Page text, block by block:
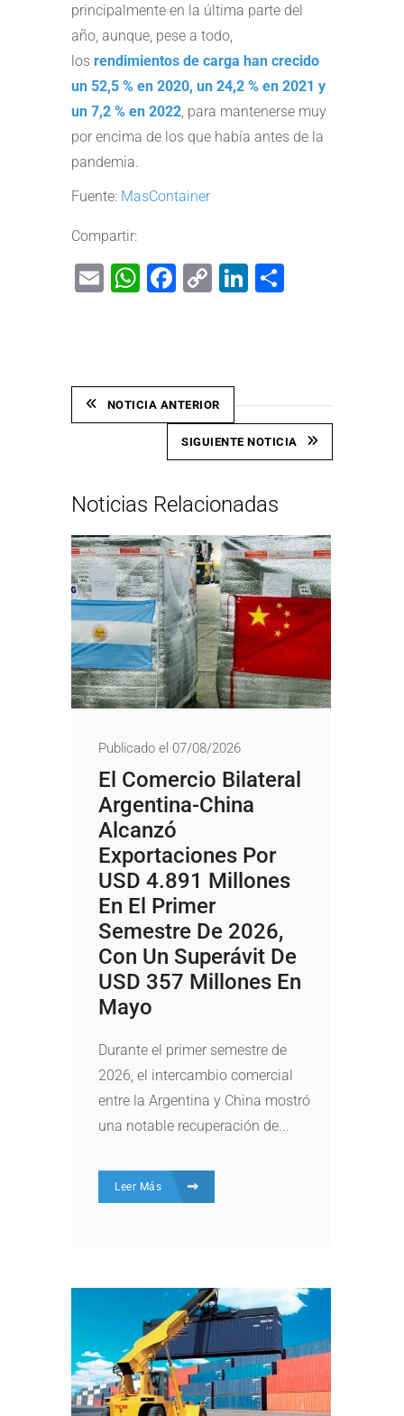
principalmente en la última parte del
año, aunque, pese a todo,
los rendimientos de carga han crecido
un 52,5 % en 2020, un 24,2 % en 2021 y
un 7,2 % en 2022 , para mantenerse muy
por encima de los que había antes de la
pandemia.
Fuente: MasContainer
Compartir:
EmailWhatsApp
Facebook
CopyLinkedIn
NOTICIA ANTERIOR
SIGUIENTE NOTICIA
Noticias Relacionadas
Publicado el 07/08/2026
El Comercio Bilateral
Argentina-China
Alcanzó
Exportaciones Por
USD 4.891 Millones
En El Primer
Semestre De 2026,
Con Un Superávit De
USD 357 Millones En
Mayo
Durante el primer semestre de
2026, el intercambio comercial
entre la Argentina y China mostró
una notable recuperación de...
Leer Más